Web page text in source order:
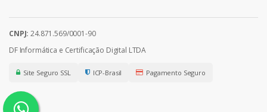
CNPJ: 24.871.569/0001-90
DF Informática e Certificação Digital LTDA
Site Seguro SSL ICP-Brasil Pagamento Seguro